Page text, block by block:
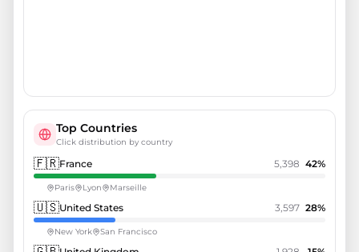
Top Countries
Click distribution by country
🇫🇷France 5,398 42%
Paris Lyon Marseille
🇺🇸United States 3,597 28%
New York San Francisco